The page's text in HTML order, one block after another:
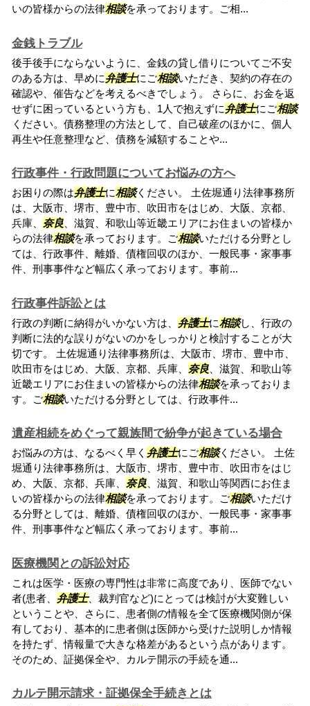
いの皆様からの法律相談を承っております。ご相...
金銭トラブル
後手後手にならないように、金銭の貸し借りについてご不安
のある方は、早めに弁護士にご相談いただき、契約の存在の
確認や、催告などを考えるべきでしょう。 さらに、お金を返
せずに困っているという方も、1人で抱えずに弁護士にご相談
ください。債務整理の方法として、自己破産のほかに、個人
再生や任意整理など、債務を減額することや...
行政事件・行政問題についてお悩みの方へ
お困りの際は弁護士に相談ください。 土佐堀通り法律事務所
は、大阪市、堺市、豊中市、吹田市をはじめ、大阪、京都、
兵庫、 奈良 、滋賀、和歌山等近畿エリアにお住まいの皆様か
らの法律相談を承っております。ご相談いただける分野とし
ては、行政事件、離婚、債権回収のほか、一般民事・家事事
件、刑事事件など幅広く承っております。事前...
行政事件訴訟とは
行政の判断に納得がいかない方は、 弁護士に相談し、行政の
判断に法的な誤りがないのかをしっかりと検討することが大
切です。 土佐堀通り法律事務所は、大阪市、堺市、豊中市、
吹田市をはじめ、大阪、京都、兵庫、 奈良 、滋賀、和歌山等
近畿エリアにお住まいの皆様からの法律相談を承っておりま
す。ご相談いただける分野としては、行政事件...
遺産相続をめぐって親族間で紛争が起きている場合
お悩みの方は、なるべく早く 弁護士にご相談ください。 土佐
堀通り法律事務所は、大阪市、堺市、豊中市、吹田市をはじ
め、大阪、京都、兵庫、 奈良 、滋賀、和歌山等関西にお住ま
いの皆様からの法律相談を承っております。ご相談いただけ
る分野としては、離婚、債権回収のほか、一般民事・家事事
件、刑事事件など幅広く承っております。事前...
医療機関との訴訟対応
これは医学・医療の専門性は非常に高度であり、医師でない
者(患者、 弁護士、裁判官など)にとっては検討が大変難しい
ということや、さらに、患者側の情報を全て医療機関側が保
有しており、基本的に患者側は医師から受けた説明しか情報
を持たず、情報量で大きな格差があるという点があります。
そのため、証拠保全や、カルテ開示の手続を通...
カルテ開示請求・証拠保全手続きとは